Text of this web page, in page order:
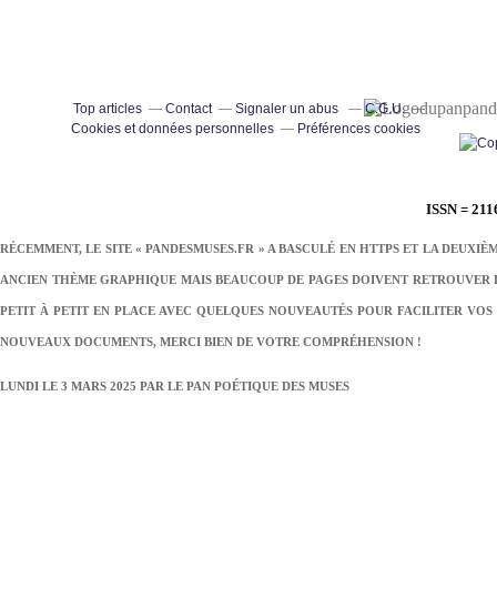
ISSN =
RÉCEMMENT, LE SITE « PANDESMUSES.FR » A BASCULÉ EN HTTPS ET LA
ANCIEN THÈME GRAPHIQUE MAIS BEAUCOUP DE PAGES DOIVENT
PETIT À PETIT EN PLACE AVEC QUELQUES NOUVEAUTÉS POUR FACILITER
NOUVEAUX DOCUMENTS, MERCI BIEN DE VOTRE COMPRÉHENSION !
LUNDI LE 3 MARS 2025 PAR LE PAN POÉTIQUE DES MUSES
Top articles Contact Signaler un abus
C.G.U.
Cookies et données personnelles
Préférences cookies